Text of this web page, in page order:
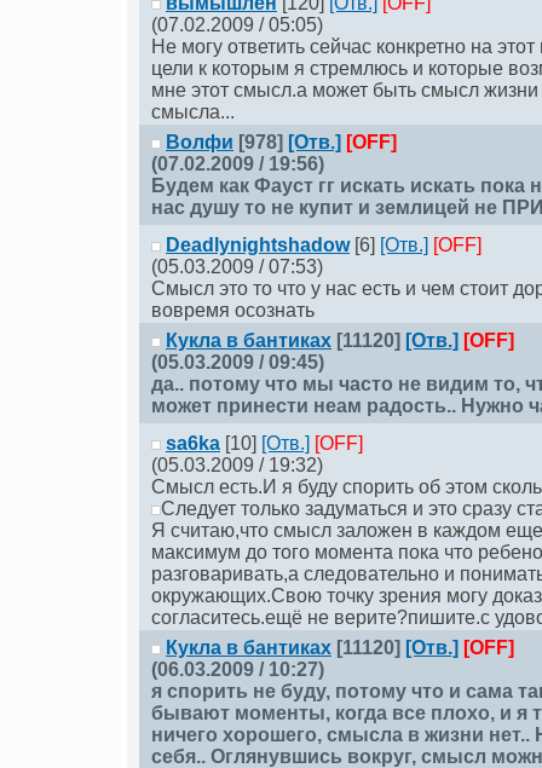
(07.02.2009 / 05:05)
Не могу ответить сейчас конкретно на
цели к которым я стремлюсь и которые
мне этот смысл.а может быть смысл жизни
смысла...
Волфи [978] [Отв.] [OFF]
(07.02.2009 / 19:56)
Будем как Фауст гг искать искать
нас душу то не купит и землицей не
Deadlynightshadow[6] [Отв.] [OFF]
(05.03.2009 / 07:53)
Смысл это то что у нас есть и чем стоит
вовремя осознать
Кукла в бантиках [11120] [Отв.] [OFF]
(05.03.2009 / 09:45)
да.. потому что мы часто не видим то,
может принести неам радость.. Нужно
sa6ka [10] [Отв.] [OFF]
(05.03.2009 / 19:32)
Смысл есть.И я буду спорить об этом
Следует только задуматься и это сразу
Я считаю,что смысл заложен в каждом
максимум до того момента пока что
разговаривать,а следовательно и
окружающих.Свою точку зрения могу
согласитесь.ещё не верите?пишите.с
Кукла в бантиках [11120] [Отв.] [OFF]
(06.03.2009 / 10:27)
я спорить не буду, потому что и сама
бывают моменты, когда все плохо, и я
ничего хорошего, смысла в жизни
себя.. Оглянувшись вокруг, смысл